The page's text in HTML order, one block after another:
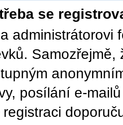
se
administrátorovi
posílání e-